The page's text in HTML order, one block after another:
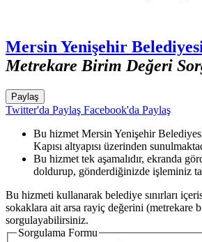
Mersin Yenişehir
Metrekare Birim Değeri
Paylaş
Twitter'da Paylaş Facebook'da Paylaş
Bu hizmet Mersin Yenişehir
Kapısı altyapısı üzerinden
Bu hizmet tek aşamalıdır, ekranda
doldurup, gönderdiğinizde işleminiz
Bu hizmeti kullanarak belediye sınırları
sokaklara ait arsa rayiç değerini (metrekare
sorgulayabilirsiniz.
Sorgulama Formu